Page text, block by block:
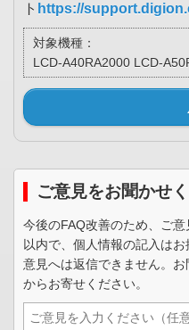
ト https://
対象機種：
LCD-A40RA2000 LCD-
ご意見をお聞かせ
今後のFAQ改善のため、ご
以内で、個人情報の記入は
意見へは返信できません。
からお寄せください。